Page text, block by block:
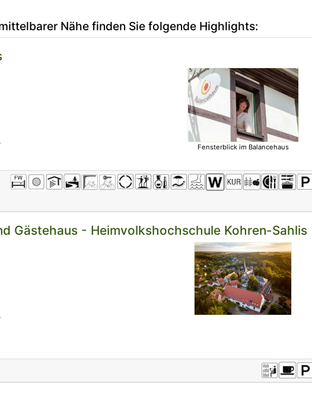
Nähe finden Sie folgende Highlights:
Fensterblick im Balancehaus
Gästehaus - Heimvolkshochschule Kohren-Sahlis